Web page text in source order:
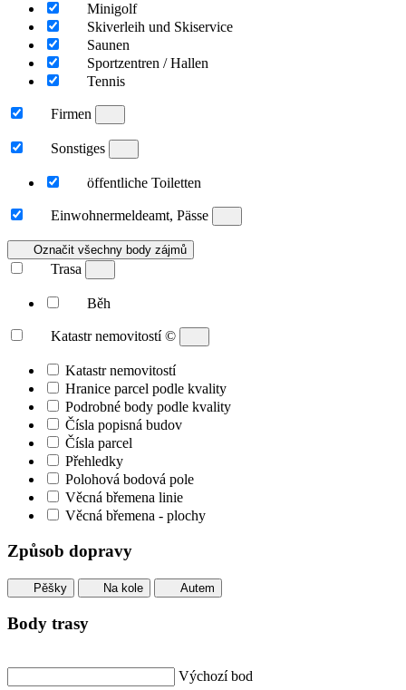
Minigolf
Skiverleih und Skiservice
Saunen
Sportzentren / Hallen
Tennis
Firmen
Sonstiges
öffentliche Toiletten
Einwohnermeldeamt, Pässe
Označit všechny body zájmů
Trasa
Běh
Katastr nemovitostí©
Katastr nemovitostí
Hranice parcel podle kvality
Podrobné body podle kvality
Čísla popisná budov
Čísla parcel
Přehledky
Polohová bodová pole
Věcná břemena linie
Věcná břemena - plochy
Způsob dopravy
Pěšky Na kole Autem
Body trasy
Výchozí bod